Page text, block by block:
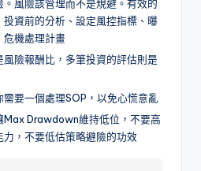
。風險該管理而不是規避。有效的
資前的分析、設定風控指標、曝
危機處理計畫
險報酬比，多筆投資的評估則是
需要一個處理SOP，以免心慌意亂
Max Drawdown維持低位，不要高
，不要低估策略避險的功效